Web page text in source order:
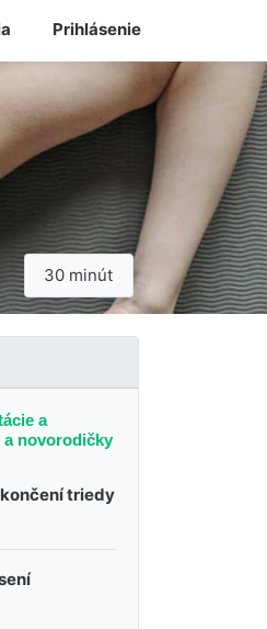
Prihlásenie
30 minút
a
a novorodičky
triedy